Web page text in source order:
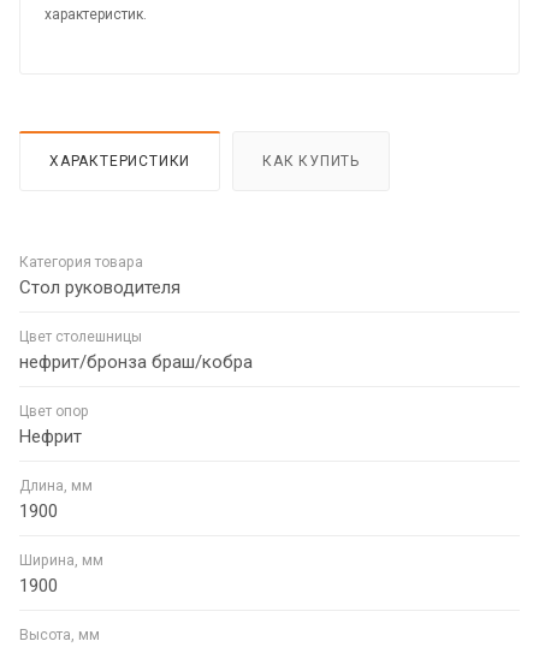
характеристик.
ХАРАКТЕРИСТИКИ КАК КУПИТЬ
Категория товара
Стол руководителя
Цвет столешницы
нефрит/бронза браш/кобра
Цвет опор
Нефрит
Длина, мм
1900
Ширина, мм
1900
Высота, мм